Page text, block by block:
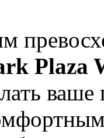
Plaza
ваше